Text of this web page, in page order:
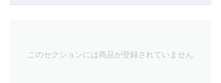
このセクションには商品が登録されていません